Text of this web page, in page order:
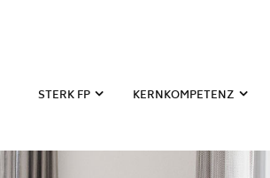
STERK FP KERNKOMPETENZ